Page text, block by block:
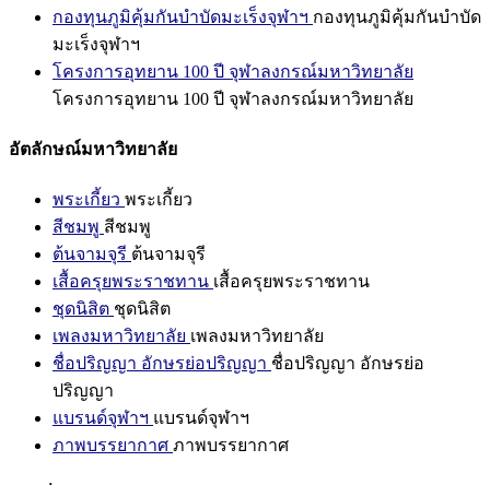
กองทุนภูมิคุ้มกันบำบัดมะเร็งจุฬาฯ กองทุนภูมิคุ้มกันบำบัด
มะเร็งจุฬาฯ
โครงการอุทยาน 100 ปี จุฬาลงกรณ์มหาวิทยาลัย
โครงการอุทยาน 100 ปี จุฬาลงกรณ์มหาวิทยาลัย
อัตลักษณ์มหาวิทยาลัย
พระเกี้ยว พระเกี้ยว
สีชมพู สีชมพู
ต้นจามจุรี ต้นจามจุรี
เสื้อครุยพระราชทาน เสื้อครุยพระราชทาน
ชุดนิสิต ชุดนิสิต
เพลงมหาวิทยาลัย เพลงมหาวิทยาลัย
ชื่อปริญญา อักษรย่อปริญญา ชื่อปริญญา อักษรย่อ
ปริญญา
แบรนด์จุฬาฯ แบรนด์จุฬาฯ
ภาพบรรยากาศ ภาพบรรยากาศ